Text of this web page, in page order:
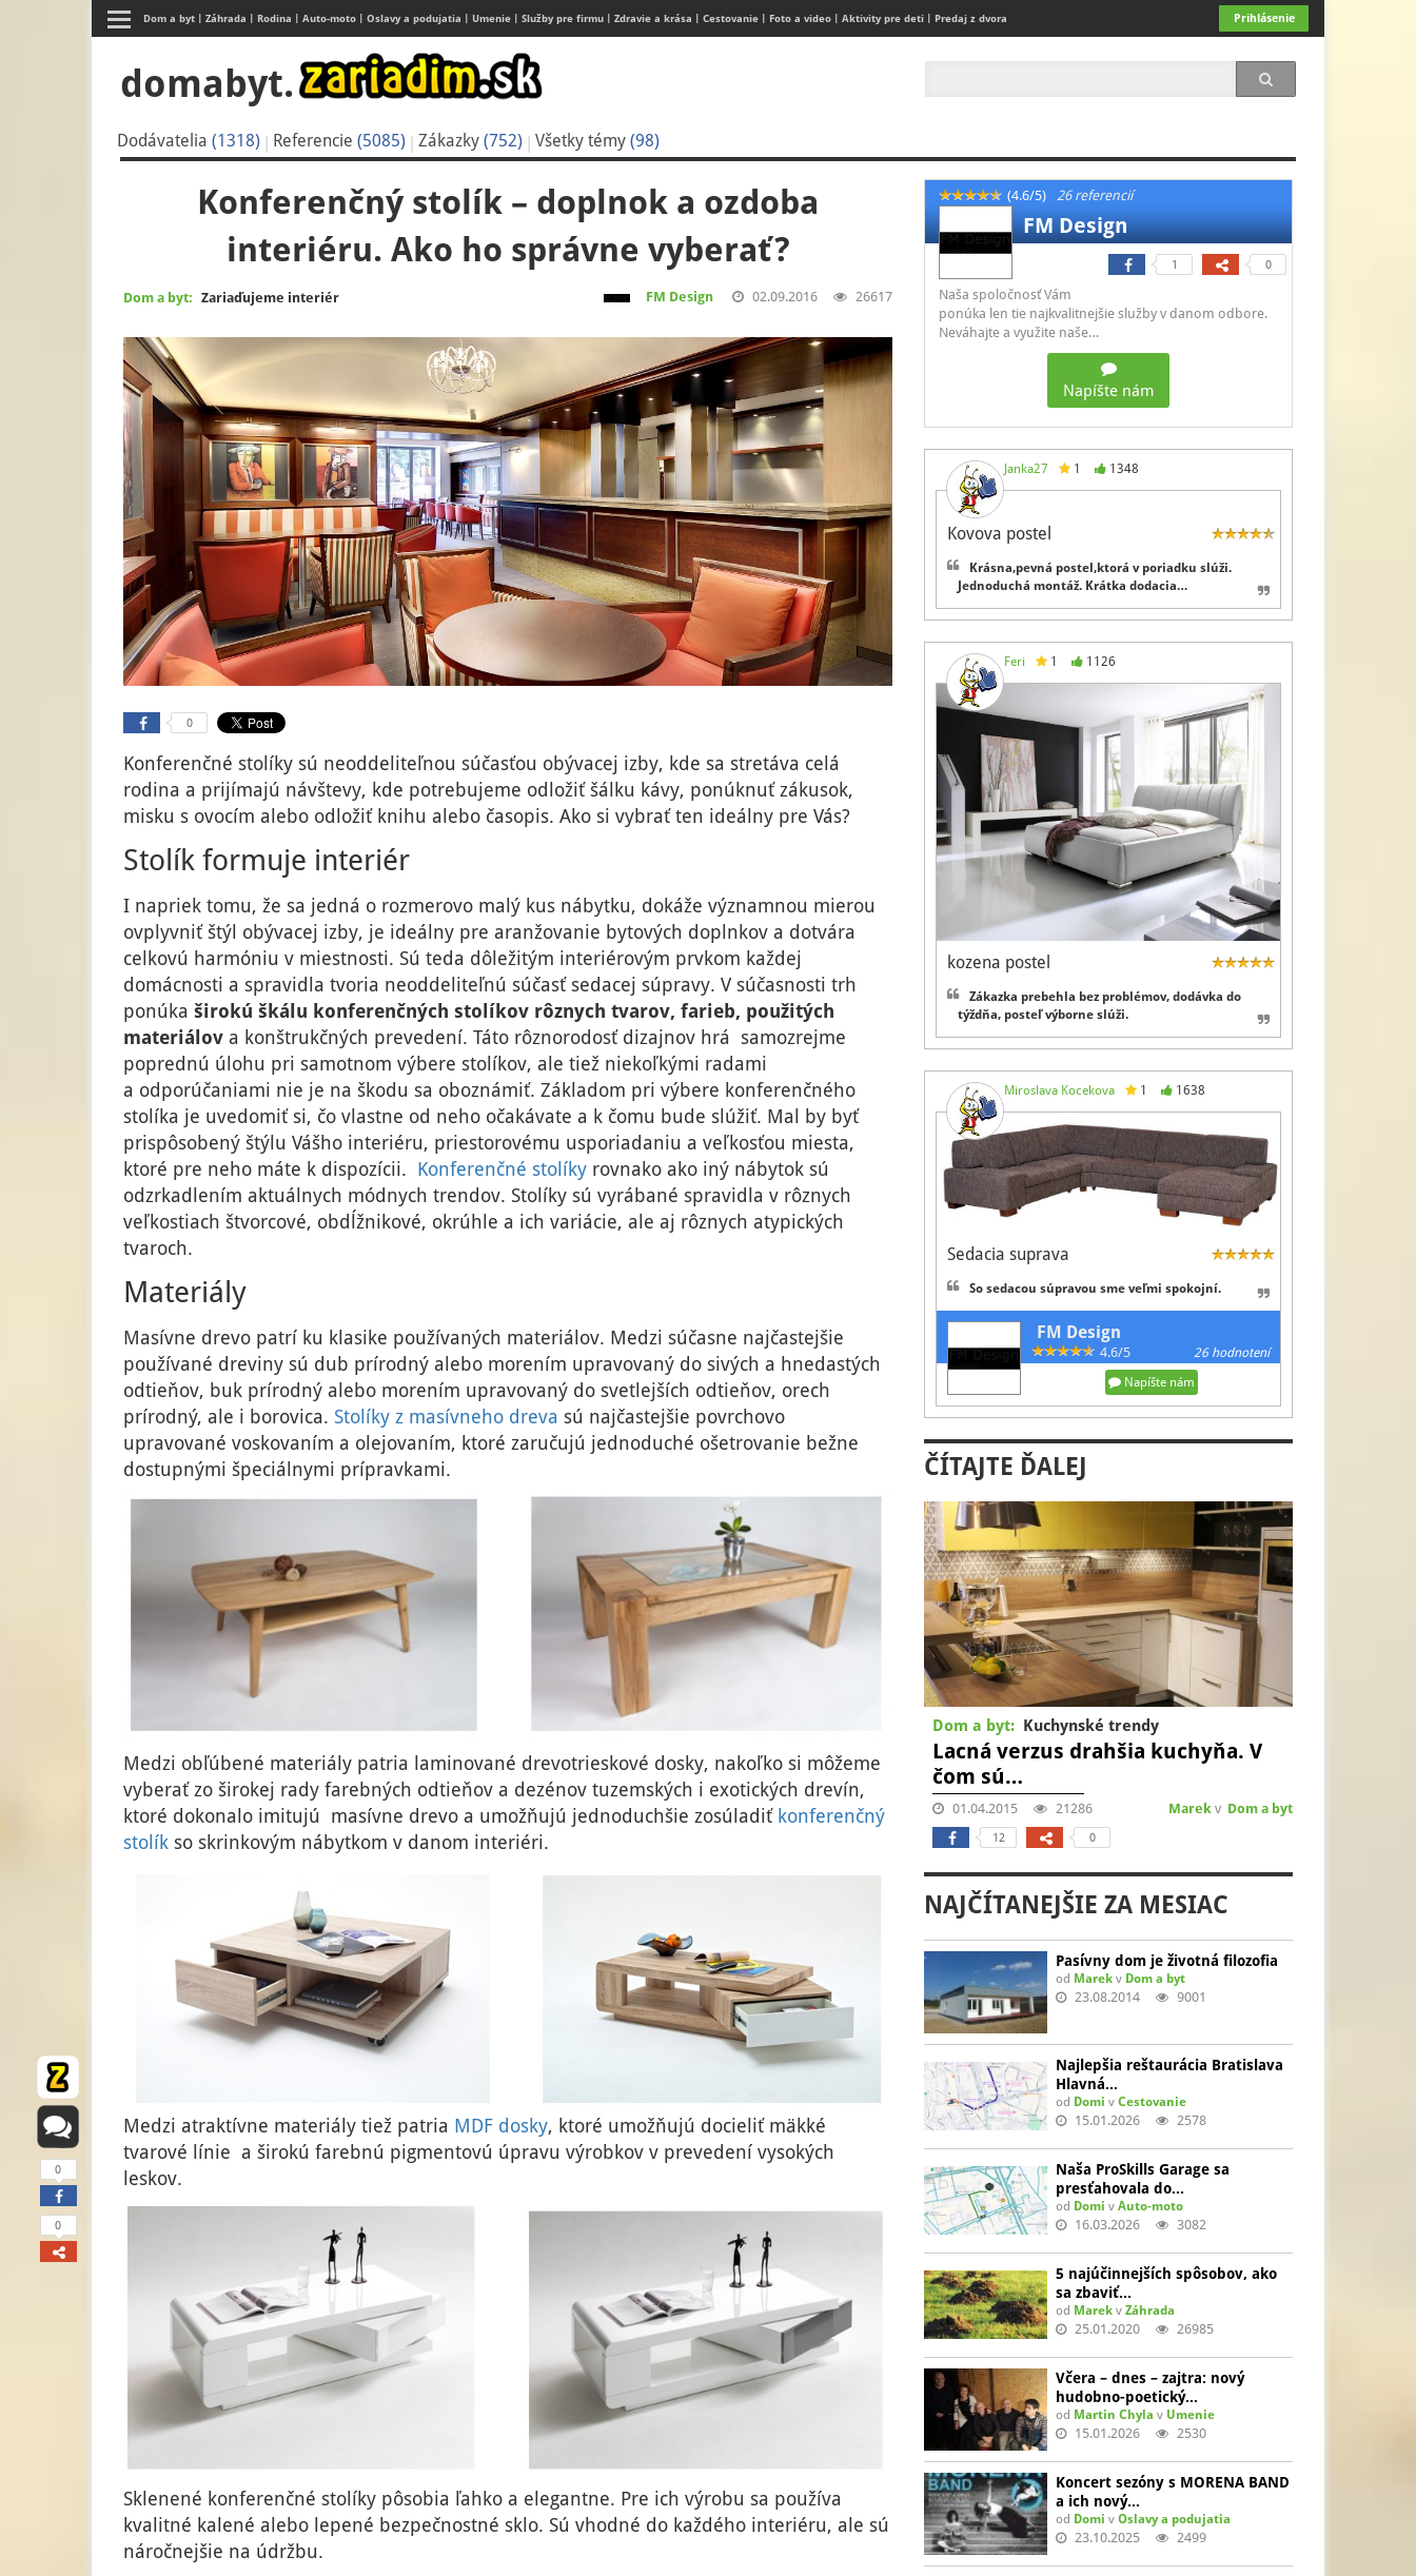
Prihlásenie
Dom a byt Záhrada Rodina Auto-moto Oslavy a podujatia Umenie Služby pre firmu Zdravie a krása Cestovanie Foto a video Aktivity pre deti Predaj z dvora
domabyt.
Dodávatelia (1318) Referencie (5085) Zákazky (752) Všetky témy (98)
0
0
Konferenčný stolík – doplnok a ozdoba
interiéru. Ako ho správne vyberať?
Dom a byt: Zariaďujeme interiér FM Design 02.09.2016 26617
0
Konferenčné stolíky sú neoddeliteľnou súčasťou obývacej izby, kde sa stretáva celá
rodina a prijímajú návštevy, kde potrebujeme odložiť šálku kávy, ponúknuť zákusok,
misku s ovocím alebo odložiť knihu alebo časopis. Ako si vybrať ten ideálny pre Vás?
Stolík formuje interiér
I napriek tomu, že sa jedná o rozmerovo malý kus nábytku, dokáže významnou mierou
ovplyvniť štýl obývacej izby, je ideálny pre aranžovanie bytových doplnkov a dotvára
celkovú harmóniu v miestnosti. Sú teda dôležitým interiérovým prvkom každej
domácnosti a spravidla tvoria neoddeliteľnú súčasť sedacej súpravy. V súčasnosti trh
ponúka širokú škálu konferenčných stolíkov rôznych tvarov, farieb, použitých
materiálov a konštrukčných prevedení. Táto rôznorodosť dizajnov hrá samozrejme
poprednú úlohu pri samotnom výbere stolíkov, ale tiež niekoľkými radami
a odporúčaniami nie je na škodu sa oboznámiť. Základom pri výbere konferenčného
stolíka je uvedomiť si, čo vlastne od neho očakávate a k čomu bude slúžiť. Mal by byť
prispôsobený štýlu Vášho interiéru, priestorovému usporiadaniu a veľkosťou miesta,
ktoré pre neho máte k dispozícii. Konferenčné stolíky rovnako ako iný nábytok sú
odzrkadlením aktuálnych módnych trendov. Stolíky sú vyrábané spravidla v rôznych
veľkostiach štvorcové, obdĺžnikové, okrúhle a ich variácie, ale aj rôznych atypických
tvaroch.
Materiály
Masívne drevo patrí ku klasike používaných materiálov. Medzi súčasne najčastejšie
používané dreviny sú dub prírodný alebo morením upravovaný do sivých a hnedastých
odtieňov, buk prírodný alebo morením upravovaný do svetlejších odtieňov, orech
prírodný, ale i borovica. Stolíky z masívneho dreva sú najčastejšie povrchovo
upravované voskovaním a olejovaním, ktoré zaručujú jednoduché ošetrovanie bežne
dostupnými špeciálnymi prípravkami.
Medzi obľúbené materiály patria laminované drevotrieskové dosky, nakoľko si môžeme
vyberať zo širokej rady farebných odtieňov a dezénov tuzemských i exotických drevín,
ktoré dokonalo imitujú masívne drevo a umožňujú jednoduchšie zosúladiť konferenčný
stolík so skrinkovým nábytkom v danom interiéri.
Medzi atraktívne materiály tiež patria MDF dosky, ktoré umožňujú docieliť mäkké
tvarové línie a širokú farebnú pigmentovú úpravu výrobkov v prevedení vysokých
leskov.
Sklenené konferenčné stolíky pôsobia ľahko a elegantne. Pre ich výrobu sa používa
kvalitné kalené alebo lepené bezpečnostné sklo. Sú vhodné do každého interiéru, ale sú
náročnejšie na údržbu.
(4.6/5) 26 referencií
FM Design
1 0
Naša spoločnosť Vám
ponúka len tie najkvalitnejšie služby v danom odbore.
Neváhajte a využite naše…
Napíšte nám
Janka27 1 1348
Kovova postel
Krásna,pevná postel,ktorá v poriadku slúži.
Jednoduchá montáž. Krátka dodacia…
Feri 1 1126
kozena postel
Zákazka prebehla bez problémov, dodávka do
týždňa, posteľ výborne slúži.
Miroslava Kocekova 1 1638
Sedacia suprava
So sedacou súpravou sme veľmi spokojní.
FM Design
4.6/5
26 hodnotení
Napíšte nám
ČÍTAJTE ĎALEJ
Dom a byt: Kuchynské trendy
Lacná verzus drahšia kuchyňa. V
čom sú…
01.04.2015 21286 Marek v Dom a byt
12 0
NAJČÍTANEJŠIE ZA MESIAC
Pasívny dom je životná filozofia
od Marekv Dom a byt
23.08.2014 9001
Najlepšia reštaurácia Bratislava
Hlavná…
od Domi v Cestovanie
15.01.2026 2578
Naša ProSkills Garage sa
presťahovala do…
od Domi v Auto-moto
16.03.2026 3082
5 najúčinnejších spôsobov, ako
sa zbaviť…
od Marekv Záhrada
25.01.2020 26985
Včera – dnes – zajtra: nový
hudobno-poetický…
od Martin Chyla v Umenie
15.01.2026 2530
Koncert sezóny s MORENA BAND
a ich nový…
od Domi v Oslavy a podujatia
23.10.2025 2499